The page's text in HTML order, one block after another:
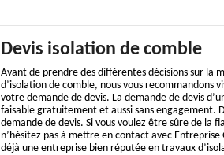
Devis isolation de comble
Avant de prendre des différentes décisions sur la
d’isolation de comble, nous vous recommandons
votre demande de devis. La demande de devis
faisable gratuitement et aussi sans engagement.
demande de devis. Si vous voulez être sûre de la
n’hésitez pas à mettre en contact avec
déjà une entreprise bien réputée en travaux